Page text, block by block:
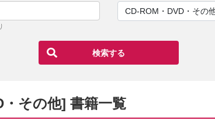
・その他] 書籍一覧